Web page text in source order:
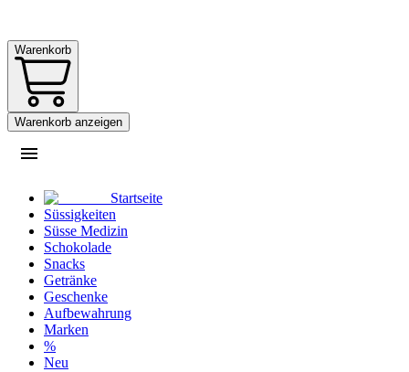
Warenkorb
Warenkorb anzeigen
Startseite
Süssigkeiten
Süsse Medizin
Schokolade
Snacks
Getränke
Geschenke
Aufbewahrung
Marken
%
Neu